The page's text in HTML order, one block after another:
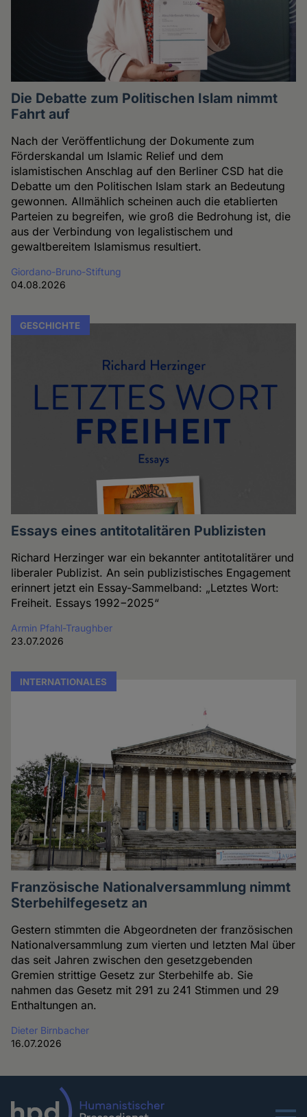
Die Debatte zum Politischen Islam nimmt
Fahrt auf
Nach der Veröffentlichung der Dokumente zum
Förderskandal um Islamic Relief und dem
islamistischen Anschlag auf den Berliner CSD hat die
Debatte um den Politischen Islam stark an Bedeutung
gewonnen. Allmählich scheinen auch die etablierten
Parteien zu begreifen, wie groß die Bedrohung ist, die
aus der Verbindung von legalistischem und
gewaltbereitem Islamismus resultiert.
Giordano-Bruno-Stiftung
04.08.2026
GESCHICHTE
Essays eines antitotalitären Publizisten
Richard Herzinger war ein bekannter antitotalitärer und
liberaler Publizist. An sein publizistisches Engagement
erinnert jetzt ein Essay-Sammelband: „Letztes Wort:
Freiheit. Essays 1992−2025“
Armin Pfahl-Traughber
23.07.2026
INTERNATIONALES
Französische Nationalversammlung nimmt
Sterbehilfegesetz an
Gestern stimmten die Abgeordneten der französischen
Nationalversammlung zum vierten und letzten Mal über
das seit Jahren zwischen den gesetzgebenden
Gremien strittige Gesetz zur Sterbehilfe ab. Sie
nahmen das Gesetz mit 291 zu 241 Stimmen und 29
Enthaltungen an.
Dieter Birnbacher
16.07.2026